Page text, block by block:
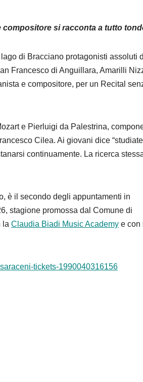
compositore si racconta a tutto
di Bracciano protagonisti assoluti
Francesco di Anguillara, Amarilli
e compositore, per un Recital
e Pierluigi da Palestrina,
Cilea. Ai giovani dice
continuamente. La ricerca
è il secondo degli appuntamenti in
stagione promossa dal Comune di
la Claudia Biadi Music Academy e con
tickets-1990040316156